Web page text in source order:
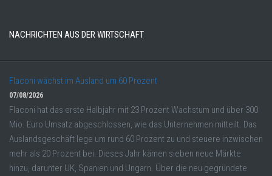
NACHRICHTEN AUS DER WIRTSCHAFT
Flaconi wächst im Ausland um 60 Prozent
07/08/2026
Flaconi hat das erste Halbjahr mit 23 Prozent Wachstum und über 300
Mio. Euro Umsatz abgeschlossen, wie das Unternehmen mitteilt. Das
Auslandsgeschäft lege um rund 60 Prozent zu und steuere inzwischen
mehr als 20 Prozent bei. Dieses Jahr kämen sieben neue Märkte
hinzu, darunter UK, Spanien und Ungarn. Über die neu gegründete